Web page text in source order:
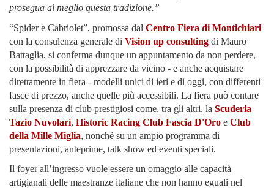
prosegua al meglio questa tradizione.”
“Spider e Cabriolet”, promossa dal Centro Fiera di Montichiari
con la consulenza generale di Vision up consulting di Mauro
Battaglia, si conferma dunque un appuntamento da non perdere,
con la possibilità di apprezzare da vicino - e anche acquistare
direttamente in fiera - modelli unici di ieri e di oggi, con differenti
fasce di prezzo, anche quelle più accessibili. La fiera può contare
sulla presenza di club prestigiosi come, tra gli altri, la Scuderia
Tazio Nuvolari, Historic Racing Club Fascia D'Oro e Club
della Mille Miglia, nonché su un ampio programma di
presentazioni, anteprime, talk show ed eventi speciali.
Il foyer all’ingresso vuole essere un omaggio alle capacità
artigianali delle maestranze italiane che non hanno eguali nel